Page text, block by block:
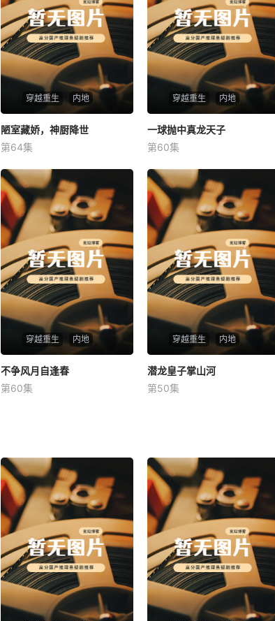
穿越重生 内地
陋室藏娇，神厨降世
未知
陋室藏娇，神厨降世
第64集
穿越重生 内地
一球抛中真龙天子
未知
一球抛中真龙天子
第60集
穿越重生 内地
不争风月自逢春
未知
不争风月自逢春
第60集
穿越重生 内地
潜龙皇子掌山河
未知
潜龙皇子掌山河
第50集